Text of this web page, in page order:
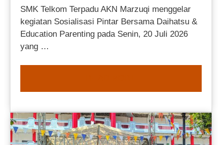
SMK Telkom Terpadu AKN Marzuqi menggelar
kegiatan Sosialisasi Pintar Bersama Daihatsu &
Education Parenting pada Senin, 20 Juli 2026
yang …